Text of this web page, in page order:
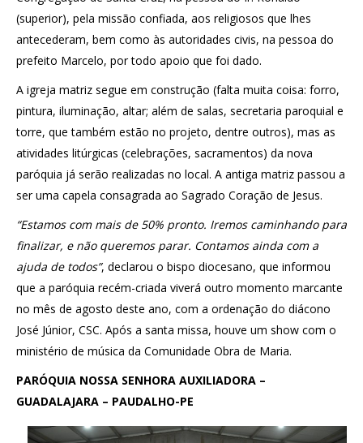
(superior), pela missão confiada, aos religiosos que lhes
antecederam, bem como às autoridades civis, na pessoa do
prefeito Marcelo, por todo apoio que foi dado.
A igreja matriz segue em construção (falta muita coisa: forro,
pintura, iluminação, altar; além de salas, secretaria paroquial e
torre, que também estão no projeto, dentre outros), mas as
atividades litúrgicas (celebrações, sacramentos) da nova
paróquia já serão realizadas no local. A antiga matriz passou a
ser uma capela consagrada ao Sagrado Coração de Jesus.
“Estamos com mais de 50% pronto. Iremos caminhando para
finalizar, e não queremos parar. Contamos ainda com a
ajuda de todos”, declarou o bispo diocesano, que informou
que a paróquia recém-criada viverá outro momento marcante
no mês de agosto deste ano, com a ordenação do diácono
José Júnior, CSC. Após a santa missa, houve um show com o
ministério de música da Comunidade Obra de Maria.
PARÓQUIA NOSSA SENHORA AUXILIADORA –
GUADALAJARA – PAUDALHO-PE